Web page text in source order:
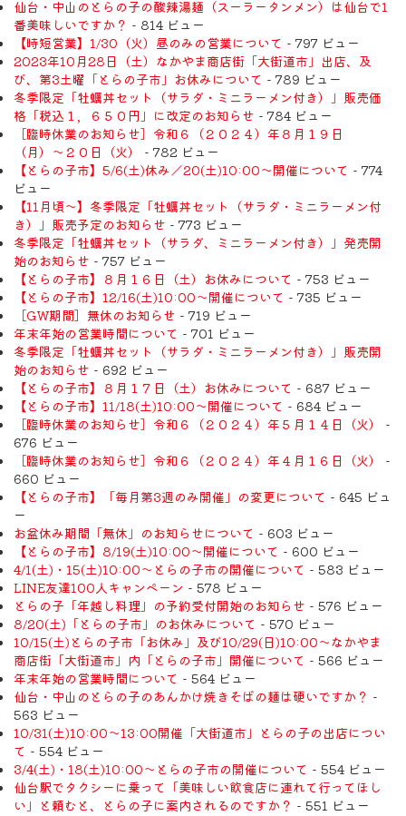
仙台・中山のとらの子の酸辣湯麺（スーラータンメン）は仙台で1
番美味しいですか？ - 814 ビュー
【時短営業】1/30（火）昼のみの営業について - 797 ビュー
2023年10月28日（土）なかやま商店街「大街道市」出店、及
び、第3土曜「とらの子市」お休みについて - 789 ビュー
冬季限定「牡蠣丼セット（サラダ・ミニラーメン付き）」販売価
格「税込１，６５０円」に改定のお知らせ - 784 ビュー
［臨時休業のお知らせ］令和６（２０２４）年８月１９日
（月）〜２０日（火）
- 782 ビュー
【とらの子市】5/6(土)休み／20(土)10:00～開催について - 774
ビュー
【11月頃〜】冬季限定「牡蠣丼セット（サラダ・ミニラーメン付
き）」販売予定のお知らせ - 773 ビュー
冬季限定「牡蠣丼セット（サラダ、ミニラーメン付き）」発売開
始のお知らせ - 757 ビュー
【とらの子市】８月１６日（土）お休みについて - 753 ビュー
【とらの子市】12/16(土)10:00～開催について - 735 ビュー
［GW期間］無休のお知らせ - 719 ビュー
年末年始の営業時間について - 701 ビュー
冬季限定「牡蠣丼セット（サラダ・ミニラーメン付き）」販売開
始のお知らせ - 692 ビュー
【とらの子市】８月１７日（土）お休みについて - 687 ビュー
【とらの子市】11/18(土)10:00～開催について - 684 ビュー
［臨時休業のお知らせ］令和６（２０２４）年５月１４日（火）
-
676 ビュー
［臨時休業のお知らせ］令和６（２０２４）年４月１６日（火）
-
660 ビュー
【とらの子市】「毎月第3週のみ開催」の変更について - 645 ビュ
ー
お盆休み期間「無休」のお知らせについて - 603 ビュー
【とらの子市】8/19(土)10:00～開催について - 600 ビュー
4/1(土)・15(土)10:00～とらの子市の開催について - 583 ビュー
LINE友達100人キャンペーン - 578 ビュー
とらの子「年越し料理」の予約受付開始のお知らせ - 576 ビュー
8/20(土)「とらの子市」のお休みについて - 570 ビュー
10/15(土)とらの子市「お休み」及び10/29(日)10:00～なかやま
商店街「大街道市」内「とらの子市」開催について - 566 ビュー
年末年始の営業時間について - 564 ビュー
仙台・中山のとらの子のあんかけ焼きそばの麺は硬いですか？ -
563 ビュー
10/31(土)10:00～13:00開催「大街道市」とらの子の出店につい
て - 554 ビュー
3/4(土)・18(土)10:00～とらの子市の開催について - 554 ビュー
仙台駅でタクシーに乗って「美味しい飲食店に連れて行ってほし
い」と頼むと、とらの子に案内されるのですか？ - 551 ビュー